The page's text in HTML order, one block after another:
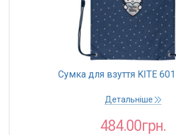
Сумка для взуття KITE
Детальніше
484.00грн.